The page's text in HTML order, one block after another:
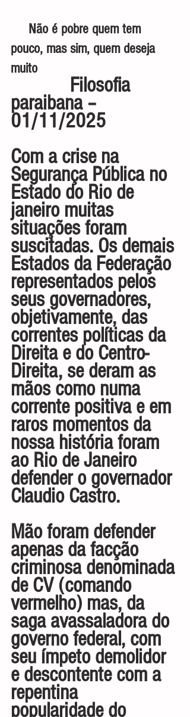
pouco, mas sim, quem deseja
muito
Filosofia
paraibana –
01/11/2025
Com a crise na
Segurança Pública no
Estado do Rio de
janeiro muitas
situações foram
suscitadas. Os demais
Estados da Federação
representados pelos
seus governadores,
objetivamente, das
correntes políticas da
Direita e do Centro-
Direita, se deram as
mãos como numa
corrente positiva e em
raros momentos da
nossa história foram
ao Rio de Janeiro
defender o governador
Claudio Castro.
Mão foram defender
apenas da facção
criminosa denominada
de CV (comando
vermelho) mas, da
saga avassaladora do
governo federal, com
seu ímpeto demolidor
e descontente com a
repentina
popularidade do